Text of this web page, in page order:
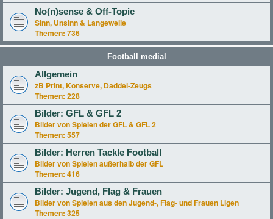
No(n)sense & Off-Topic
Sinn, Unsinn & Langeweile
Themen: 736
Football medial
Allgemein
zB Print, Konserve, Daddel-Zeugs
Themen: 228
Bilder: GFL & GFL 2
Bilder von Spielen der GFL & GFL 2
Themen: 557
Bilder: Herren Tackle Football
Bilder von Spielen außerhalb der GFL
Themen: 416
Bilder: Jugend, Flag & Frauen
Bilder von Spielen aus den Jugend-, Flag- und Frauen Ligen
Themen: 325